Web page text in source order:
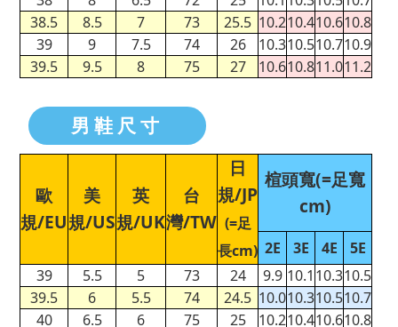
38.5
8.5 7 73 25.5 10.210.410.610.8
39
9 7.5 74 26 10.310.510.710.9
39.5
9.5 8 75 27 10.610.811.011.2
男鞋尺寸
歐
規/EU
美
規/US
英
規/UK
台
灣/TW
日
規/JP
(=足
長cm)
楦頭寬(=足寬
cm)
2E 3E 4E
5E
39
5.5 5 73 24 9.9 10.1 10.310.5
39.5
6 5.5 74 24.5 10.010.310.510.7
40
6.5 6 75 25 10.210.410.610.8